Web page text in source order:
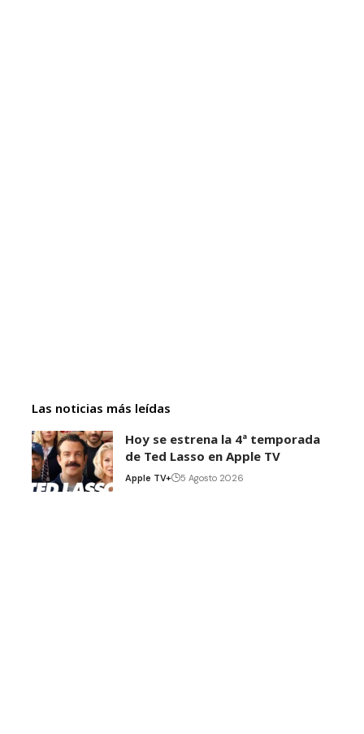
Las noticias más leídas
Hoy se estrena la 4ª temporada
de Ted Lasso en Apple TV
Apple TV+ 5 Agosto 2026